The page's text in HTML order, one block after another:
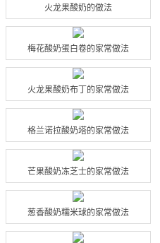
火龙果酸奶的做法
梅花酸奶蛋白卷的家常做法
火龙果酸奶布丁的家常做法
格兰诺拉酸奶塔的家常做法
芒果酸奶冻芝士的家常做法
葱香酸奶糯米球的家常做法